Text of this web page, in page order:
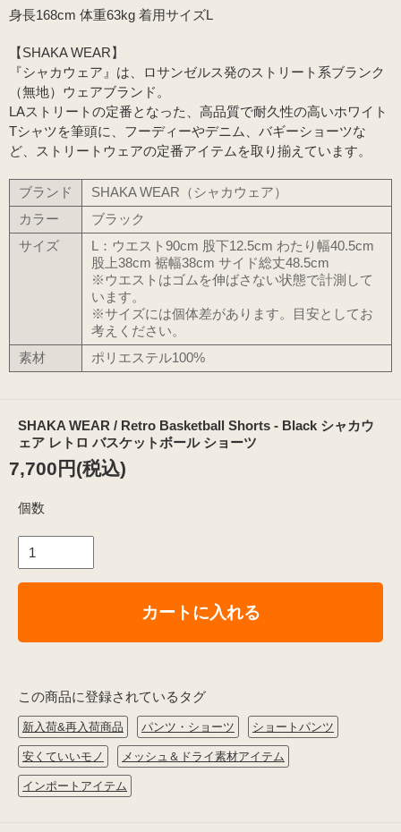
身長168cm 体重63kg 着用サイズL
【SHAKA WEAR】
『シャカウェア』は、ロサンゼルス発のストリート系ブランク
（無地）ウェアブランド。
LAストリートの定番となった、高品質で耐久性の高いホワイト
Tシャツを筆頭に、フーディーやデニム、バギーショーツな
ど、ストリートウェアの定番アイテムを取り揃えています。
ブランド
SHAKA WEAR（シャカウェア）
カラー
ブラック
サイズ
L：ウエスト90cm 股下12.5cm わたり幅40.5cm
股上38cm 裾幅38cm サイド総丈48.5cm
※ウエストはゴムを伸ばさない状態で計測して
います。
※サイズには個体差があります。目安としてお
考えください。
素材
ポリエステル100%
SHAKA WEAR / Retro Basketball Shorts - Black シャカウ
ェア レトロ バスケットボール ショーツ
7,700円(税込)
個数
カートに入れる
この商品に登録されているタグ
新入荷&再入荷商品 パンツ・ショーツ ショートパンツ
安くていいモノ メッシュ＆ドライ素材アイテム
インポートアイテム